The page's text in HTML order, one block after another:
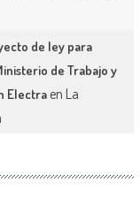
de ley para
de Trabajo y
Electraen La